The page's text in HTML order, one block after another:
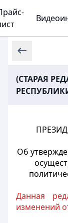
(СТАРАЯ
Об
Данная
изменений